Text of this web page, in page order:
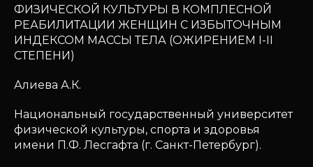
ФИЗИЧЕСКОЙ КУЛЬТУРЫ В КОМПЛЕСНОЙ
РЕАБИЛИТАЦИИ ЖЕНЩИН С ИЗБЫТОЧНЫМ
ИНДЕКСОМ МАССЫ ТЕЛА (ОЖИРЕНИЕМ I-II
СТЕПЕНИ)
Алиева А.К.
Национальный государственный университет
физической культуры, спорта и здоровья
имени П.Ф. Лесгафта (г. Санкт-Петербург).